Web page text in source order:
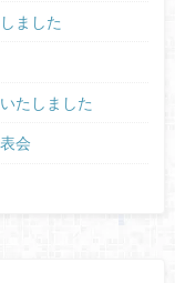
ました
たしました
会